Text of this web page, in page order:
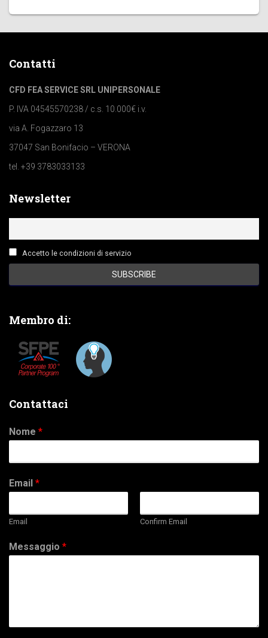
Contatti
CFD FEA SERVICE SRL UNIPERSONALE
P. IVA 04545570238 / c.s. 10.000€ i.v.
via A. Fogazzaro 13
37047 San Bonifacio – VERONA
tel. +39 3783033133
Newsletter
Accetto le condizioni di servizio
Membro di:
Contattaci
Nome *
Email *
Email Confirm Email
Messaggio *